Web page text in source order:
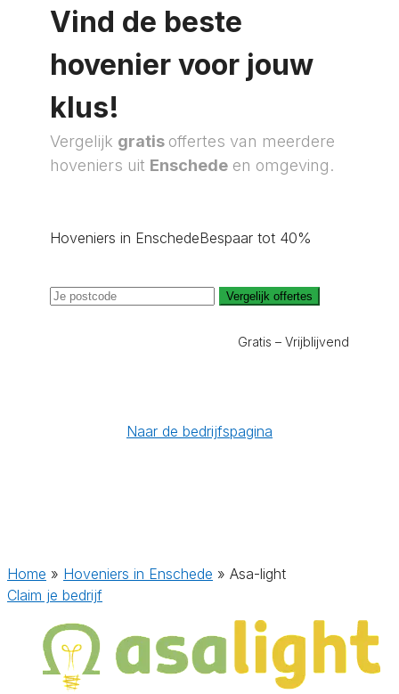
Vind de beste
hovenier voor jouw
klus!
Vergelijk gratis offertes van meerdere
hoveniers uit Enschede en omgeving.
Hoveniers in EnschedeBespaar tot 40%
Vergelijk offertes
Gratis – Vrijblijvend
Naar de bedrijfspagina
Home » Hoveniers in Enschede » Asa-light
Claim je bedrijf